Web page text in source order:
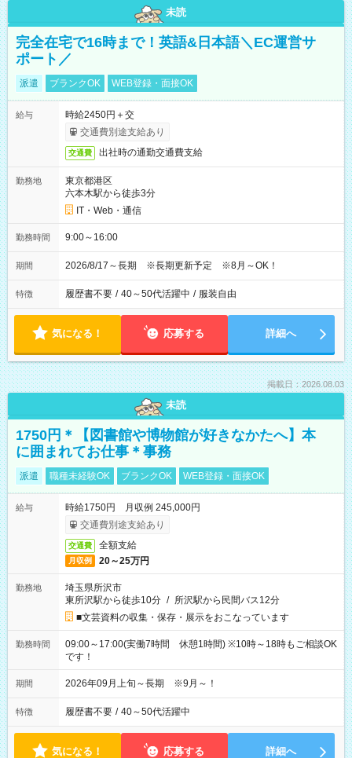
未読
完全在宅で16時まで！英語&日本語＼EC運営サ
ポート／
派遣 ブランクOK WEB登録・面接OK
給与
時給2450円＋交
交通費別途支給あり
交通費 出社時の通勤交通費支給
勤務地
東京都港区
六本木駅から徒歩3分
IT・Web・通信
勤務時間 9:00～16:00
期間 2026/8/17～長期 ※長期更新予定 ※8月～OK！
特徴 履歴書不要 / 40～50代活躍中 / 服装自由
気になる！ 応募する 詳細へ
掲載日：2026.08.03
未読
1750円＊【図書館や博物館が好きなかたへ】本
に囲まれてお仕事＊事務
派遣 職種未経験OK ブランクOK WEB登録・面接OK
給与
時給1750円 月収例 245,000円
交通費別途支給あり
交通費 全額支給
月収例 20～25万円
勤務地
埼玉県所沢市
東所沢駅から徒歩10分 / 所沢駅から民間バス12分
■文芸資料の収集・保存・展示をおこなっています
勤務時間
09:00～17:00(実働7時間 休憩1時間) ※10時～18時もご相談OK
です！
期間 2026年09月上旬～長期 ※9月～！
特徴 履歴書不要 / 40～50代活躍中
気になる！ 応募する 詳細へ